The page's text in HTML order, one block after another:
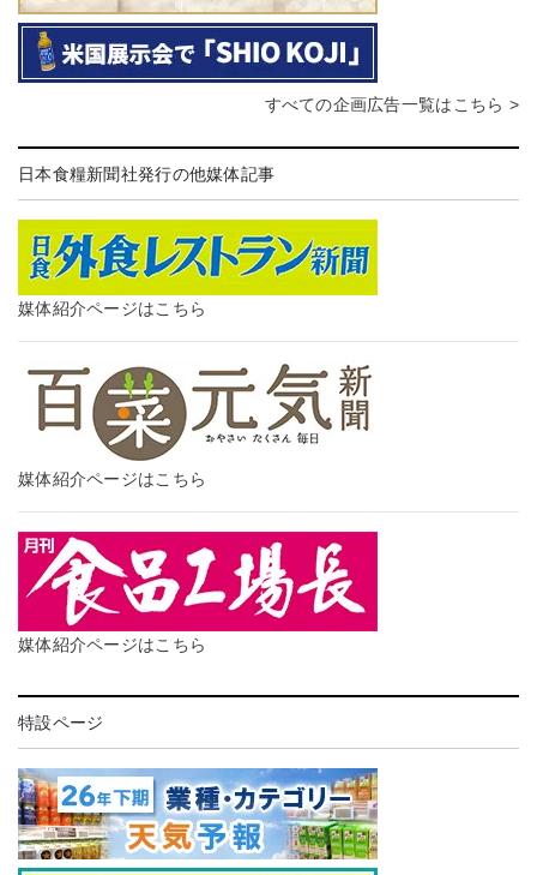
すべての企画広告一覧はこちら >
日本食糧新聞社発行の他媒体記事
媒体紹介ページはこちら
媒体紹介ページはこちら
媒体紹介ページはこちら
特設ページ